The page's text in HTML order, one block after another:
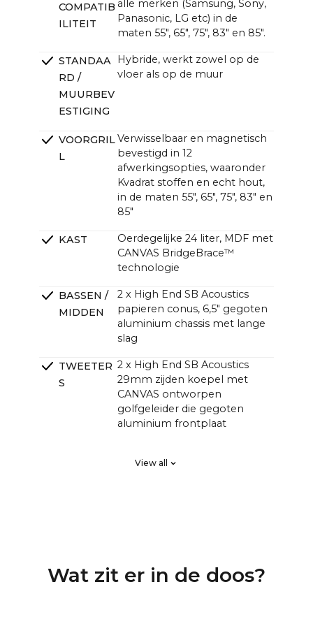
~47,6 x ~13,0 x ~4,7 in (4,3 in zonder beugel)
COMPATIB
ILITEIT
alle merken (Samsung, Sony,
Panasonic, LG etc) in de
maten 55", 65", 75", 83" en 85".
STANDAA
RD /
MUURBEV
ESTIGING
Hybride, werkt zowel op de
vloer als op de muur
VOORGRIL
L
Verwisselbaar en magnetisch
bevestigd in 12
afwerkingsopties, waaronder
Kvadrat stoffen en echt hout,
in de maten 55", 65", 75", 83" en
85"
KAST
Oerdegelijke 24 liter, MDF met
CANVAS BridgeBrace™
technologie
BASSEN /
MIDDEN
2 x High End SB Acoustics
papieren conus, 6,5" gegoten
aluminium chassis met lange
slag
TWEETER
S
2 x High End SB Acoustics
29mm zijden koepel met
CANVAS ontworpen
golfgeleider die gegoten
aluminium frontplaat
low-loss hoge precisie, lange
ERS
versterkers met een totaal
View all
Wat zit er in de doos?